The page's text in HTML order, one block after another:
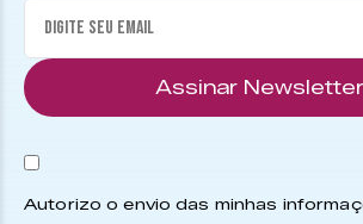
Assinar Newsletter
Autorizo o envio das minhas